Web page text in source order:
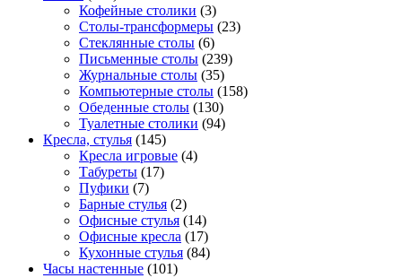
Кофейные столики (3)
Столы-трансформеры (23)
Стеклянные столы (6)
Письменные столы (239)
Журнальные столы (35)
Компьютерные столы (158)
Обеденные столы (130)
Туалетные столики (94)
Кресла, стулья (145)
Кресла игровые (4)
Табуреты (17)
Пуфики (7)
Барные стулья (2)
Офисные стулья (14)
Офисные кресла (17)
Кухонные стулья (84)
Часы настенные (101)